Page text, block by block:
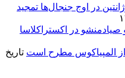
در اوج جنجال‌ها تمجید
صیادمنشو در اکستراکلاسا
المپیاکوس مطرح است تاریخ